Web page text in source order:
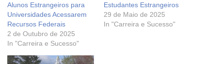
Alunos Estrangeiros para
Universidades Acessarem
Recursos Federais
2 de Outubro de 2025
In "Carreira e Sucesso"
Estudantes Estrangeiros
29 de Maio de 2025
In "Carreira e Sucesso"